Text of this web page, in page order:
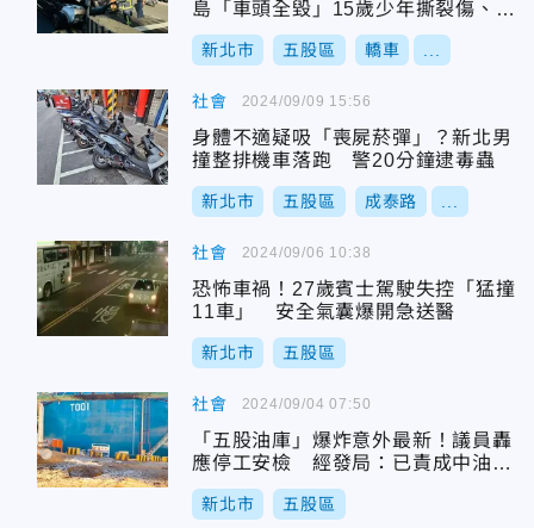
島「車頭全毀」15歲少年撕裂傷、意
識不清送醫
新北市 五股區 轎車
社會
身體不適疑吸「喪屍菸彈」？新北男
撞整排機車落跑 警20分鐘逮毒蟲
新北市 五股區 成泰路
2024/09/09 15:56
社會
恐怖車禍！27歲賓士駕駛失控「猛撞
11車」 安全氣囊爆開急送醫
新北市 五股區
2024/09/06 10:38
社會
「五股油庫」爆炸意外最新！議員轟
應停工安檢 經發局：已責成中油封
廢管線
新北市 五股區
2024/09/04 07:50